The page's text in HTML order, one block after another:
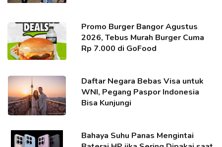
Promo Burger Bangor Agustus
2026, Tebus Murah Burger Cuma
Rp 7.000 di GoFood
Daftar Negara Bebas Visa untuk
WNI, Pegang Paspor Indonesia
Bisa Kunjungi
Bahaya Suhu Panas Mengintai